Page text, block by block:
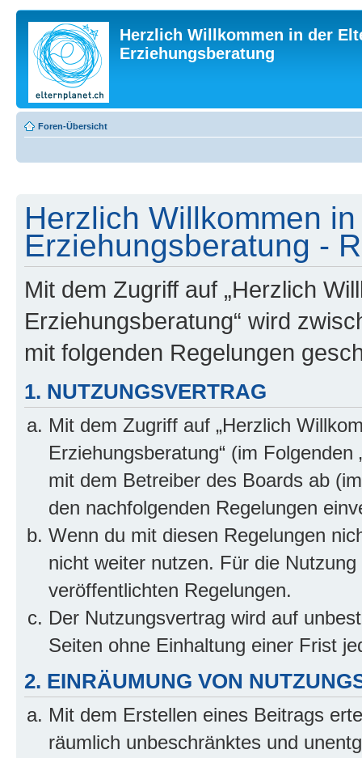
Herzlich Willkommen in der
Erziehungsberatung
Foren-Übersicht
Herzlich Willkommen
Erziehungsberatung -
Mit dem Zugriff auf „Herzlich
Erziehungsberatung“ wird
mit folgenden Regelungen
1. NUTZUNGSVERTRAG
Mit dem Zugriff auf „Herzlich
Erziehungsberatung“ (im
mit dem Betreiber des Boards ab
den nachfolgenden Regelungen
Wenn du mit diesen Regelungen
nicht weiter nutzen. Für die
veröffentlichten Regelungen.
Der Nutzungsvertrag wird auf
Seiten ohne Einhaltung einer Frist
2. EINRÄUMUNG VON
Mit dem Erstellen eines Beitrags
räumlich unbeschränktes und